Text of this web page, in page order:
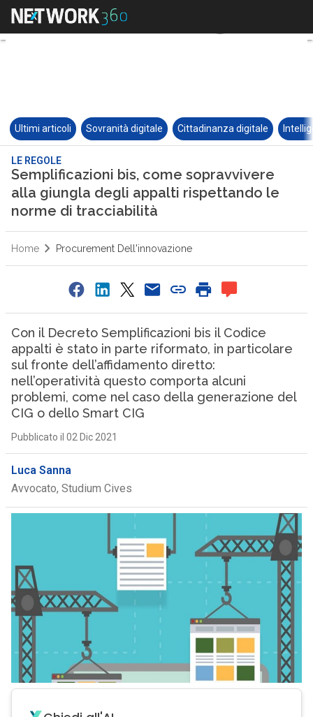
Ultimi articoli Sovranità digitale Cittadinanza digitale
LE REGOLE
Semplificazioni bis, come sopravvivere
alla giungla degli appalti rispettando le
norme di tracciabilità
Home Procurement Dell'innovazione
Con il Decreto Semplificazioni bis il Codice
appalti è stato in parte riformato, in particolare
sul fronte dell’affidamento diretto:
nell’operatività questo comporta alcuni
problemi, come nel caso della generazione del
CIG o dello Smart CIG
Pubblicato il 02 Dic 2021
Luca Sanna
Avvocato, Studium Cives